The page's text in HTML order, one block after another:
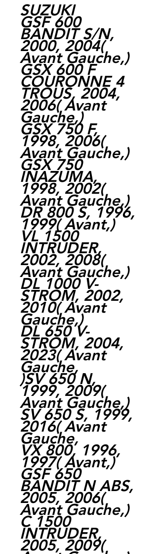
SUZUKI
GSF 600
BANDIT S/N,
2000, 2004(
Avant Gauche,)
GSX 600 F
COURONNE 4
TROUS, 2004,
2006( Avant
Gauche,)
GSX 750 F,
1998, 2006(
Avant Gauche,)
GSX 750
INAZUMA,
1998, 2002(
Avant Gauche,)
DR 800 S, 1996,
1999( Avant,)
VL 1500
INTRUDER,
2002, 2008(
Avant Gauche,)
DL 1000 V-
STROM, 2002,
2010( Avant
Gauche,)
DL 650 V-
STROM, 2004,
2023( Avant
Gauche,
)SV 650 N,
1999, 2009(
Avant Gauche,)
SV 650 S, 1999,
2016( Avant
Gauche,
VX 800, 1996,
1997( Avant,)
GSF 650
BANDIT N ABS,
2005, 2006(
Avant Gauche,)
C 1500
INTRUDER,
2005, 2009(